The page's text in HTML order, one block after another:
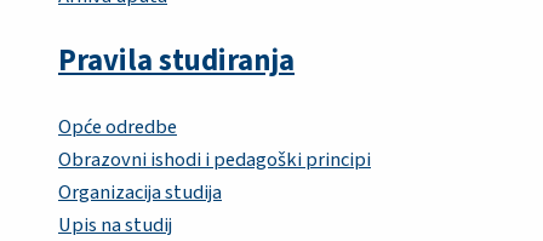
Pravila studiranja
Opće odredbe
Obrazovni ishodi i pedagoški principi
Organizacija studija
Upis na studij